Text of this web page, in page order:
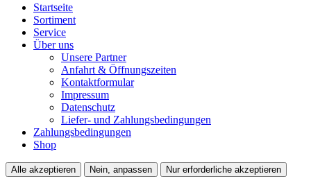
Startseite
Sortiment
Service
Über uns
Unsere Partner
Anfahrt & Öffnungszeiten
Kontaktformular
Impressum
Datenschutz
Liefer- und Zahlungsbedingungen
Zahlungsbedingungen
Shop
Alle akzeptieren Nein, anpassen Nur erforderliche akzeptieren